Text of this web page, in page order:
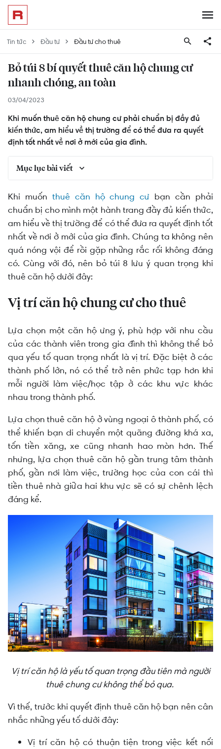
Tin tức Đầu tư Đầu tư cho thuê
Bỏ túi 8 bí quyết thuê căn hộ chung cư
nhanh chóng, an toàn
03/04/2023
Khi muốn thuê căn hộ chung cư phải chuẩn bị đầy đủ
kiến thức, am hiểu về thị trường để có thể đưa ra quyết
định tốt nhất về nơi ở mới của gia đình.
Mục lục bài viết
Vị trí căn hộ chung cư cho thuê
Chi phí thuê căn hộ chung cư và các dịch vụ tiện
ích đi kèm
Tiện nghi của căn hộ chung cư cho thuê
Bãi đậu xe của chung cư như thế nào?
Thời hạn thuê căn hộ chung cư
Chia sẻ tiền thuê căn hộ chung cư
Đảm bảo vấn đề an ninh
Khi muốn thuê căn hộ chung cư bạn cần phải
chuẩn bị cho mình một hành trang đầy đủ kiến thức,
am hiểu về thị trường để có thể đưa ra quyết định tốt
nhất về nơi ở mới của gia đình. Chúng ta không nên
quá nóng vội để rồi gặp những rắc rối không đáng
có. Cùng với đó, nên bỏ túi 8 lưu ý quan trọng khi
thuê căn hộ dưới đây:
Vị trí căn hộ chung cư cho thuê
Lựa chọn một căn hộ ưng ý, phù hợp với nhu cầu
của các thành viên trong gia đình thì không thể bỏ
qua yếu tố quan trọng nhất là vị trí. Đặc biệt ở các
thành phố lớn, nó có thể trở nên phức tạp hơn khi
mỗi người làm việc/học tập ở các khu vực khác
nhau trong thành phố.
Lựa chọn thuê căn hộ ở vùng ngoại ô thành phố, có
thể khiến bạn di chuyển một quãng đường khá xa,
tốn tiền xăng, xe cũng nhanh hao mòn hơn. Thế
nhưng, lựa chọn thuê căn hộ gần trung tâm thành
phố, gần nơi làm việc, trường học của con cái thì
tiền thuê nhà giữa hai khu vực sẽ có sự chênh lệch
đáng kể.
Vị trí căn hộ là yếu tố quan trọng đầu tiên mà người
thuê chung cư không thể bỏ qua.
Vì thế, trước khi quyết định thuê căn hộ bạn nên cân
nhắc những yếu tố dưới đây:
Vị trí căn hộ có thuận tiện trong việc kết nối